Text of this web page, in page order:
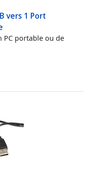
vers 1 Port
PC portable ou de